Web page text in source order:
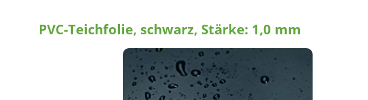
PVC-Teichfolie, schwarz, Stärke: 1,0 mm